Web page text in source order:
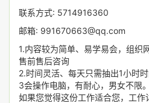
联系方式: 5714916360
邮箱: 991670663@qq.com
1.内容较为简单、易学易会，组织
售前售后咨询
2.时间灵活、每天只需抽出1小时时
3会操作电脑，有耐心，男女不限。
如果您觉得这份工作适合您，工作